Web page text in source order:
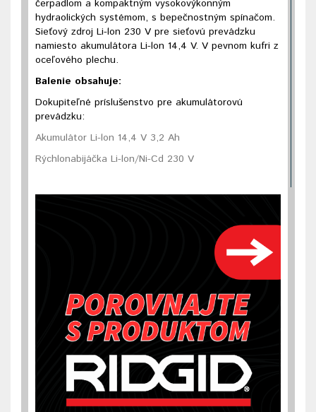
čerpadlom a kompaktným vysokovýkonným
hydraolických systémom, s bepečnostným spínačom.
Sieťový zdroj Li-lon 230 V pre sieťovú prevádzku
namiesto akumulátora Li-lon 14,4 V. V pevnom kufri z
oceľového plechu.
Balenie obsahuje:
Dokupiteľné príslušenstvo pre akumulátorovú
prevádzku:
Akumulátor Li-lon 14,4 V 3,2 Ah
Rýchlonabijáčka Li-lon/Ni-Cd 230 V